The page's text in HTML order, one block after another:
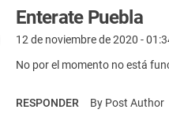
Enterate Puebla
12 de noviembre de 2020 -
No por el momento no está
RESPONDER By Post Author